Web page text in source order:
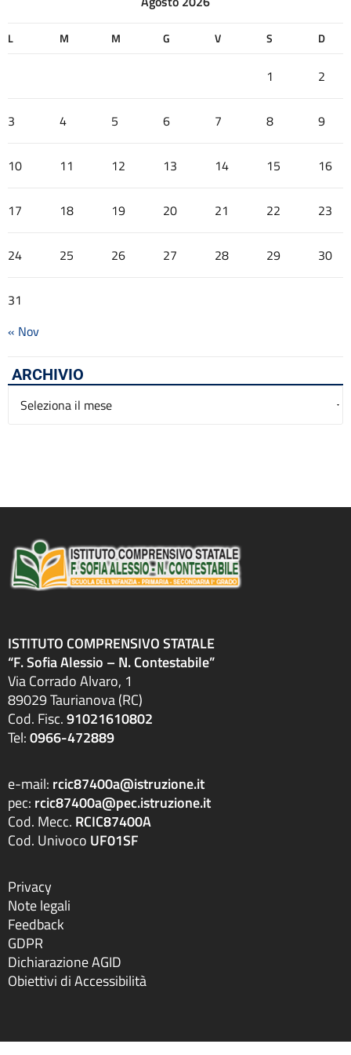
L M M G V S D
1 2
3 4 5 6 7 8 9
10 11 12 13 14 15 16
17 18 19 20 21 22 23
24 25 26 27 28 29 30
31
« Nov
ARCHIVIO
Archivio
ISTITUTO COMPRENSIVO STATALE
“F. Sofia Alessio – N. Contestabile”
Via Corrado Alvaro, 1
89029 Taurianova (RC)
Cod. Fisc.91021610802
Tel:0966-472889
e-mail: rcic87400a@istruzione.it
pec: rcic87400a@pec.istruzione.it
Cod. Mecc. RCIC87400A
Cod. Univoco UF01SF
Privacy
Note legali
Feedback
GDPR
Dichiarazione AGID
Obiettivi di Accessibilità